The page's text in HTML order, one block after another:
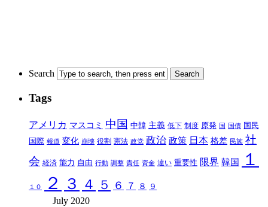
Search
Tags
アメリカ マスコミ 中国 中韓 主義 低下 制度 原発 国 国債 国民
国際 報道 変化 崩壊 役割 憲法 政党 政治 政策 日本 格差 民族 社
会 経済 能力 自由 行動 調整 責任 資金 違い 重要性 限界 韓国 １
１０ ２ ３ ４ ５ ６ ７ ８ ９
July 2020